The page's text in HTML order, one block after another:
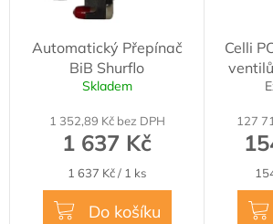
Automatický Přepínač
BiB Shurflo
Skladem
1 352,89 Kč bez DPH
1 637 Kč
Měrná
cena:
1 637 Kč / 1 ks
Do košíku
Celli
127